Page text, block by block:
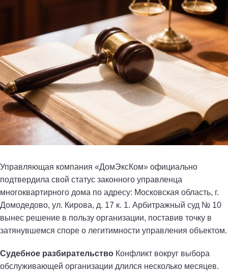
Управляющая компания «ДомЭксКом» официально
подтвердила свой статус законного управленца
многоквартирного дома по адресу: Московская область, г.
Домодедово, ул. Кирова, д. 17 к. 1. Арбитражный суд № 10
вынес решение в пользу организации, поставив точку в
затянувшемся споре о легитимности управления объектом.
Судебное разбирательство Конфликт вокруг выбора
обслуживающей организации длился несколько месяцев.